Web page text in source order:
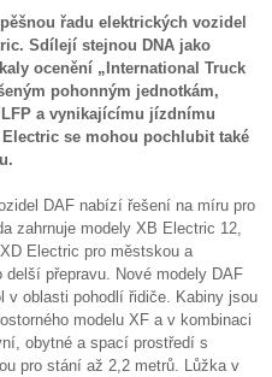
řadu elektrických vozidel
Sdílejí stejnou DNA jako
ocenění „International Truck
pohonným jednotkám,
a vynikajícímu jízdnímu
se mohou pochlubit také
DAF nabízí řešení na míru pro
zahrnuje modely XB Electric 12,
Electric pro městskou a
přepravu. Nové modely DAF
oblasti pohodlí řidiče. Kabiny jsou
modelu XF a v kombinaci
obytné a spací prostředí s
pro stání až 2,2 metrů. Lůžka v